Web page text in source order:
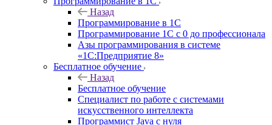
Назад
Программирование в 1С
Программирование 1С с 0 до профессионала
Азы программирования в системе
«1С:Предприятие 8»
Бесплатное обучение
Назад
Бесплатное обучение
Специалист по работе с системами
искусственного интеллекта
Программист Java с нуля